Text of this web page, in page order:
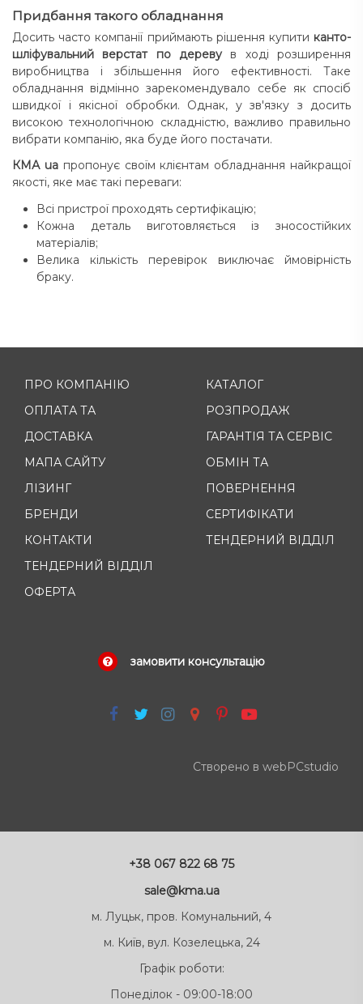
Придбання такого обладнання
Досить часто компанії приймають рішення купити канто-
шліфувальний верстат
по деревув ході розширення
виробництва і збільшення його ефективності. Таке
обладнання відмінно зарекомендувало себе як спосіб
швидкої і якісної обробки. Однак, у зв'язку з досить
високою технологічною складністю, важливо правильно
вибрати компанію, яка буде його постачати.
КМА uaпропонує своїм клієнтам обладнання найкращої
якості, яке має такі переваги:
Всі пристрої проходять сертифікацію;
Кожна деталь виготовляється із зносостійких
матеріалів;
Велика кількість перевірок виключає ймовірність
браку.
ПРО КОМПАНІЮ
ОПЛАТА ТА
ДОСТАВКА
МАПА САЙТУ
ЛІЗИНГ
БРЕНДИ
КОНТАКТИ
ТЕНДЕРНИЙ ВІДДІЛ
ОФЕРТА
КАТАЛОГ
РОЗПРОДАЖ
ГАРАНТІЯ ТА СЕРВІС
ОБМІН ТА
ПОВЕРНЕННЯ
СЕРТИФІКАТИ
ТЕНДЕРНИЙ ВІДДІЛ
замовити консультацію
Створено в webPCstudio
+38 067 822 68 75
sale@kma.ua
м. Луцьк, пров. Комунальний, 4
м. Київ, вул. Козелецька, 24
Графік роботи:
Понеділок - 09:00-18:00